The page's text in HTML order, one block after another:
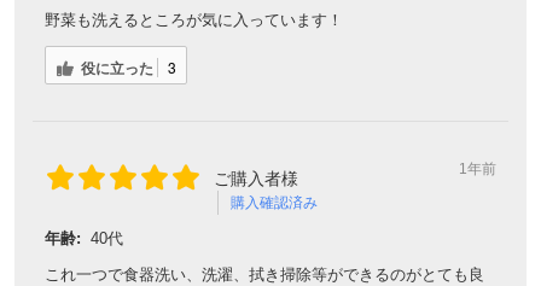
野菜も洗えるところが気に入っています！
役に立った 3
ご購入者様
購入確認済み
1年前
年齢: 40代
これ一つで食器洗い、洗濯、拭き掃除等ができるのがとても良